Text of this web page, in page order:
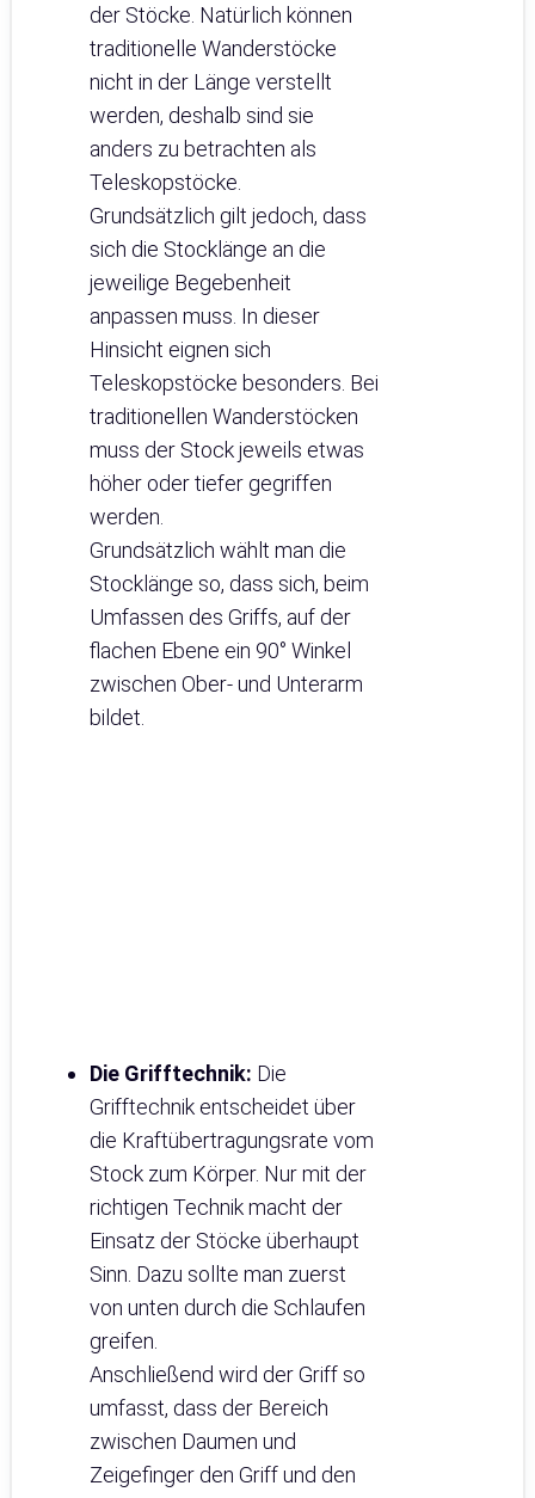
der Stöcke. Natürlich können
traditionelle Wanderstöcke
nicht in der Länge verstellt
werden, deshalb sind sie
anders zu betrachten als
Teleskopstöcke.
Grundsätzlich gilt jedoch, dass
sich die Stocklänge an die
jeweilige Begebenheit
anpassen muss. In dieser
Hinsicht eignen sich
Teleskopstöcke besonders. Bei
traditionellen Wanderstöcken
muss der Stock jeweils etwas
höher oder tiefer gegriffen
werden.
Grundsätzlich wählt man die
Stocklänge so, dass sich, beim
Umfassen des Griffs, auf der
flachen Ebene ein 90° Winkel
zwischen Ober- und Unterarm
bildet.
Die Grifftechnik: Die
Grifftechnik entscheidet über
die Kraftübertragungsrate vom
Stock zum Körper. Nur mit der
richtigen Technik macht der
Einsatz der Stöcke überhaupt
Sinn. Dazu sollte man zuerst
von unten durch die Schlaufen
greifen.
Anschließend wird der Griff so
umfasst, dass der Bereich
zwischen Daumen und
Zeigefinger den Griff und den